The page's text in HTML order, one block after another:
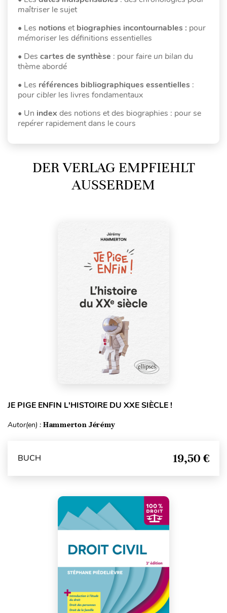
maîtriser le sujet
• Les notions etbiographies incontournables : pour
mémoriser les définitions essentielles
• Des cartes de synthèse : pourfaire un bilan du
thème abordé
• Les références bibliographiques essentielles :
pourcibler les livres fondamentaux
• Un index des notions et des biographies : pour se
repérer rapidement dans le cours
DER VERLAG EMPFIEHLT
AUSSERDEM
JE PIGE ENFIN L'HISTOIRE DU XXE SIÈCLE !
Autor(en) : Hammerton Jérémy
BUCH 19,50 €